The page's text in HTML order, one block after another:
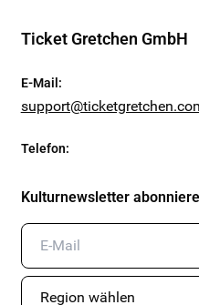
Ticket Gretchen GmbH
E-Mail :
Telefon:
Kulturnewsletter